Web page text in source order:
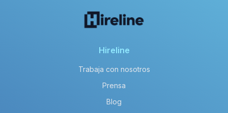
Hireline
Trabaja con nosotros
Prensa
Blog